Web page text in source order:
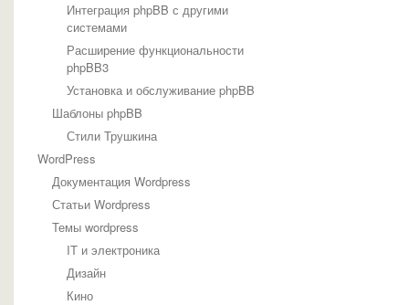
Интеграция phpBB с другими
системами
Расширение функциональности
phpBB3
Установка и обслуживание phpBB
Шаблоны phpBB
Стили Трушкина
WordPress
Документация Wordpress
Статьи Wordpress
Темы wordpress
IT и электроника
Дизайн
Кино